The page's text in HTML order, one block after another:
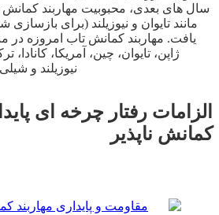
سال­ های بعدی، محبوبیت مهاربند
مانند تایوان و نیوزیلند (برای
یافت. مهاربند کمانش تاب امروزه در
ژاپن، تایوان، چین، آمریکا، کانادا،
نیوزیلند و
الزامات رفتار چرخه ­ای
کمانش ناپذیر